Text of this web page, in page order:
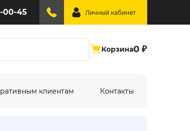
00-45 Личный кабинет
Корзина0 ₽
клиентам Контакты